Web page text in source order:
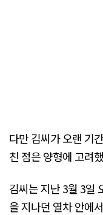
다만 김씨가 오랜 기
친 점은 양형에 고려
김씨는 지난 3월 3일
을 지나던 열차 안에